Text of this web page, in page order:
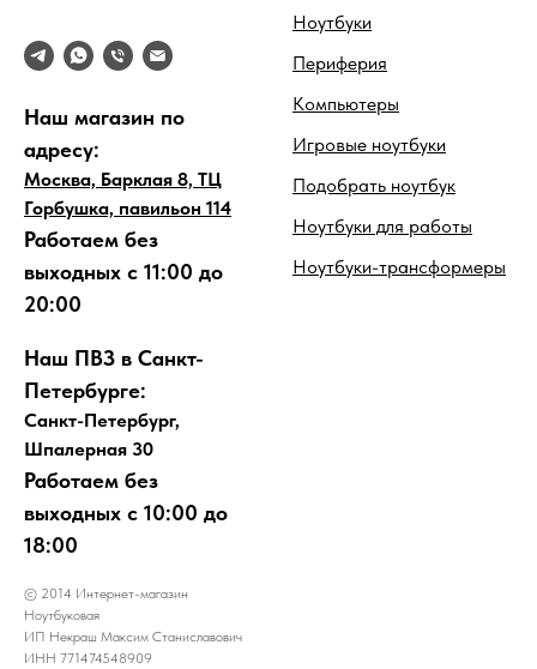
Наш магазин по
адресу:
Москва, Барклая 8, ТЦ
Горбушка, павильон 114
Работаем без
выходных с 11:00 до
20:00
Наш ПВЗ в Санкт-
Петербурге:
Санкт-Петербург,
Шпалерная 30
Работаем без
выходных с 10:00 до
18:00
© 2014 Интернет-магазин
Ноутбуковая
ИП Некраш Максим Станиславович
ИНН 771474548909
Ноутбуки
Периферия
Компьютеры
Игровые ноутбуки
Подобрать ноутбук
Ноутбуки для работы
Ноутбуки-трансформеры